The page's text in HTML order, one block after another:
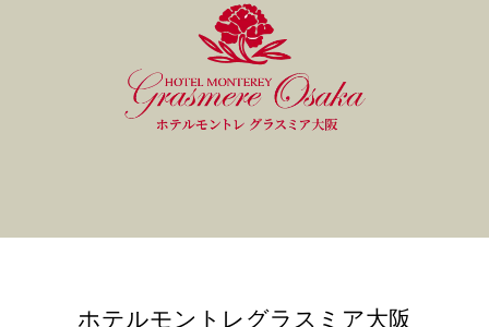
ホテルモントレグラスミア大阪